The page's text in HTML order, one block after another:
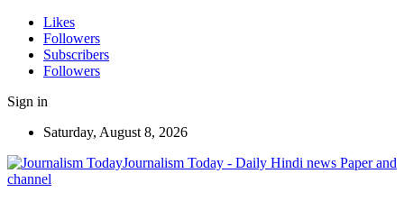
Likes
Followers
Subscribers
Followers
Sign in
Saturday, August 8, 2026
Journalism Today - Daily Hindi news Paper and
channel